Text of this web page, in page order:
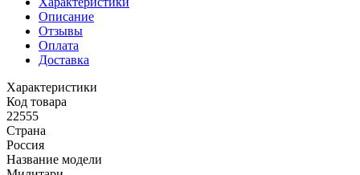
Описание
Отзывы
Оплата
Доставка
Характеристики
Код товара
22555
Страна
Россия
Название модели